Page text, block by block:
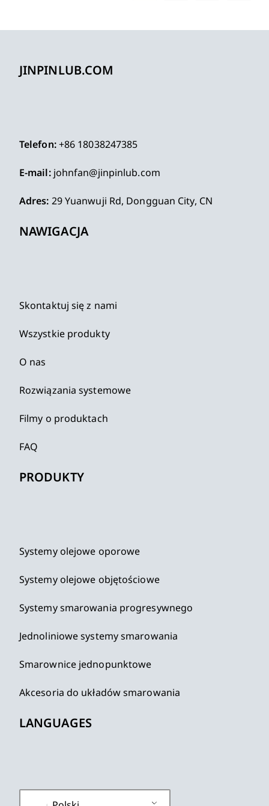
JINPINLUB.COM
Telefon:+86 18038247385
E-mail: johnfan@jinpinlub.com
Adres: 29 Yuanwuji Rd, Dongguan City, CN
NAWIGACJA
Skontaktuj się z nami
Wszystkie produkty
O nas
Rozwiązania systemowe
Filmy o produktach
FAQ
PRODUKTY
Systemy olejowe oporowe
Systemy olejowe objętościowe
Systemy smarowania progresywnego
Jednoliniowe systemy smarowania
Smarownice jednopunktowe
Akcesoria do układów smarowania
LANGUAGES